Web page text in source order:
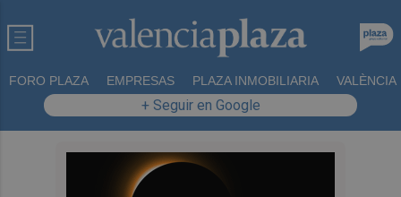
FORO PLAZA EMPRESAS PLAZA INMOBILIARIA VALÈNCIA
+ Seguir en Google